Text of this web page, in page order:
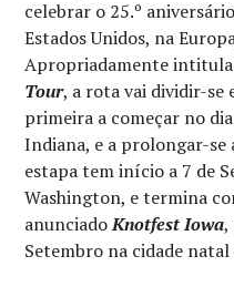
celebrar o 25.º
Estados Unidos, na
Apropriadamente
Tour, a rota vai dividir-se
primeira a começar no
Indiana, e a prolongar-se
estapa tem início a 7 de
Washington, e termina
anunciadoKnotfest Iowa,
Setembro na cidade natal